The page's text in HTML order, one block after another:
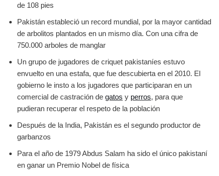
de 108 pies
Pakistán estableció un record mundial, por la mayor cantidad
de arbolitos plantados en un mismo día. Con una cifra de
750.000 arboles de manglar
Un grupo de jugadores de criquet pakistaníes estuvo
envuelto en una estafa, que fue descubierta en el 2010. El
gobierno le insto a los jugadores que participaran en un
comercial de castración de gatos y perros, para que
pudieran recuperar el respeto de la población
Después de la India, Pakistán es el segundo productor de
garbanzos
Para el año de 1979 Abdus Salam ha sido el único pakistaní
en ganar un Premio Nobel de física